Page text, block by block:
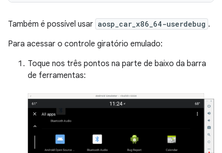
Também é possível usar aosp_car_x86_64-userdebug .
Para acessar o controle giratório emulado:
Toque nos três pontos na parte de baixo da barra
de ferramentas: